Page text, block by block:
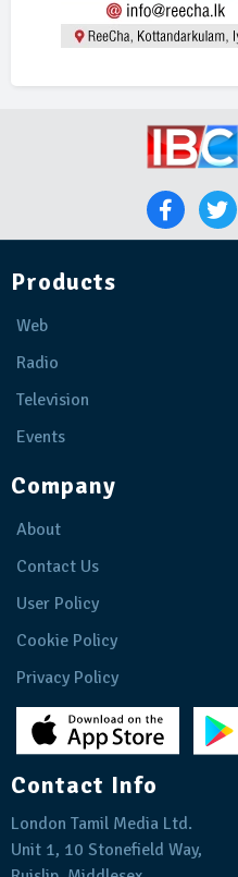
Products
Web
Radio
Television
Events
Company
About
Contact Us
User Policy
Cookie Policy
Privacy Policy
Contact Info
London Tamil Media Ltd.
Unit 1, 10 Stonefield Way,